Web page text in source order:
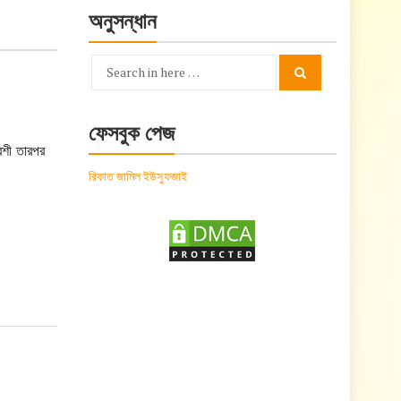
তারপর
অনুসন্ধান
Search
ফেসবুক পেজ
রিফাত জামিল ইউসুফজাই